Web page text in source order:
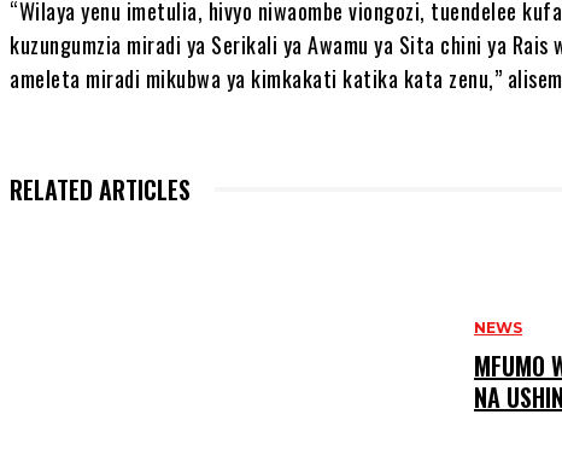
“Wilaya yenu imetulia, hivyo niwaombe viongozi, tuendelee
kuzungumzia miradi ya Serikali ya Awamu ya Sita chini ya Rais
ameleta miradi mikubwa ya kimkakati katika kata zenu,”
RELATED ARTICLES
NEWS
MFUMO
NA